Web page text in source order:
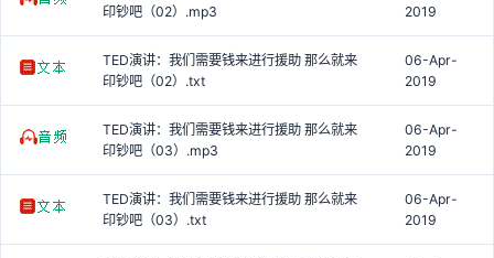
印钞吧（02）.mp3
2019
TED演讲：我们需要钱来进行援助 那么就来
印钞吧（02）.txt
06-Apr-
2019
TED演讲：我们需要钱来进行援助 那么就来
印钞吧（03）.mp3
06-Apr-
2019
TED演讲：我们需要钱来进行援助 那么就来
印钞吧（03）.txt
06-Apr-
2019